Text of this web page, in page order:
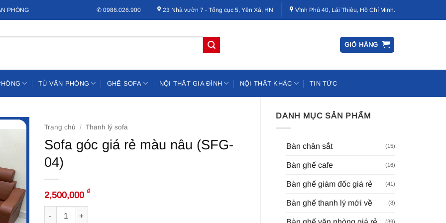
PHÒNG ✆ 0986.026.900 23 Nhà vườn 7 - Tổng cục 5, Yên Xá, HN Vĩnh Phú 40, Lái Thiêu, Hồ Chí Minh.
GIỎ HÀNG
TỦ VĂN PHÒNG GHẾ SOFA NỘI THẤT GIA ĐÌNH NỘI THẤT KHÁC TIN TỨC
DANH MỤC SẢN PHẨM
Bàn chân sắt (15)
Bàn ghế cafe (16)
Bàn ghế giám đốc giá rẻ (41)
Bàn ghế thanh lý mới về (8)
(39)
Trang chủ / Thanh lý sofa
Sofa góc giá rẻ màu nâu (SFG-
04)
2,500,000 ₫